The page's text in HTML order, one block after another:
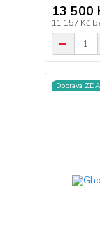
13 500
11 157 Kč
Doprava